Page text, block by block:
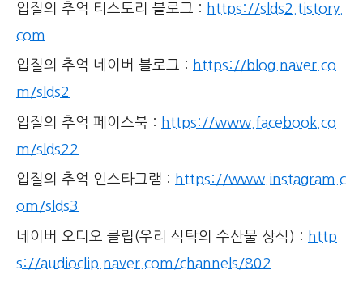
입질의 추억 티스토리 블로그 : https://slds2.tistory.
com
입질의 추억 네이버 블로그 : https://blog.naver.co
m/slds2
입질의 추억 페이스북 : https://www.facebook.co
m/slds22
입질의 추억 인스타그램 : https://www.instagram.c
om/slds3
네이버 오디오 클립(우리 식탁의 수산물 상식) : http
s://audioclip.naver.com/channels/802